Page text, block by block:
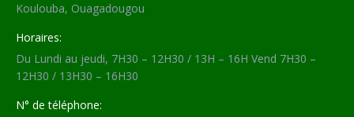
Koulouba, Ouagadougou
Horaires:
Du Lundi au jeudi, 7H30 – 12H30 / 13H – 16H Vend 7H30 –
12H30 / 13H30 – 16H30
N° de téléphone: